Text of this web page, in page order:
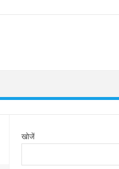
खोजें